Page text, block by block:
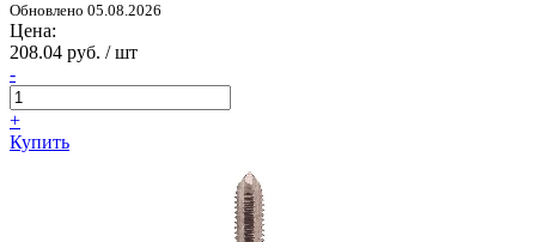
Обновлено 05.08.2026
Цена:
208.04 руб. / шт
-
+
Купить